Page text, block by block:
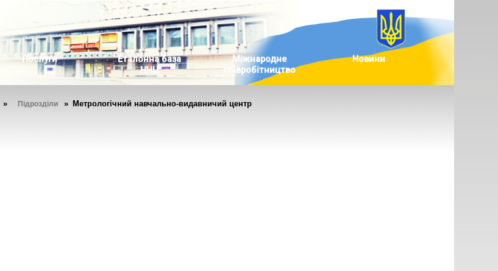
Послуги
Еталонна база
ННЦ
Міжнародне
співробітництво
Новини
» Підрозділи » Метрологічний навчально-видавничий центр